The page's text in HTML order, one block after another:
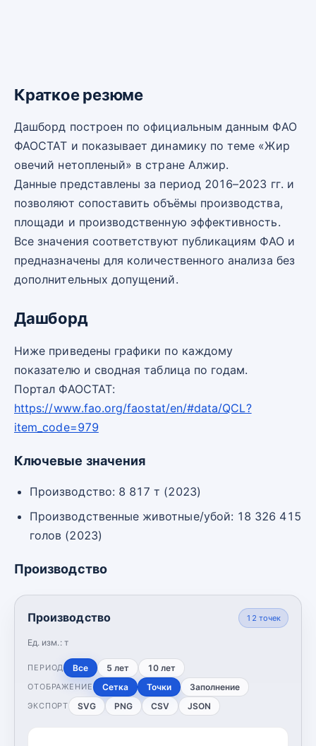
Краткое резюме
Дашборд построен по официальным данным ФАО
ФАОСТАТ и показывает динамику по теме «Жир
овечий нетопленый» в стране Алжир.
Данные представлены за период 2016–2023 гг. и
позволяют сопоставить объёмы производства,
площади и производственную эффективность.
Все значения соответствуют публикациям ФАО и
предназначены для количественного анализа без
дополнительных допущений.
Дашборд
Ниже приведены графики по каждому
показателю и сводная таблица по годам.
Портал ФАОСТАТ:
https://www.fao.org/faostat/en/#data/QCL?
item_code=979
Ключевые значения
Производство: 8 817 т (2023)
Производственные животные/убой: 18 326 415
голов (2023)
Производство
Производство
Ед. изм.: т
12 точек
ПЕРИОД Все 5 лет 10 лет
ОТОБРАЖЕНИЕ Сетка Точки Заполнение
ЭКСПОРТ SVG PNG CSV JSON